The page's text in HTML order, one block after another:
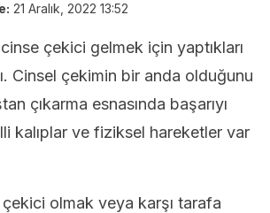
21 Aralık, 2022 13:52
cinse çekici gelmek için yaptıkları
Cinsel çekimin bir anda olduğunu
çıkarma esnasında başarıyı
kalıplar ve fiziksel hareketler var
olmak veya karşı tarafa